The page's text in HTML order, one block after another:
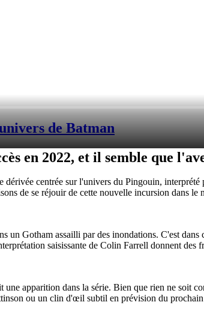
de Batman
en 2022, et il semble que
dérivée centrée sur l'univers du Pingouin,
de se réjouir de cette nouvelle incursion dans le
un Gotham assailli par des inondations. C'est
saisissante de Colin Farrell donnent des
apparition dans la série. Bien que rien ne soit
ou un clin d'œil subtil en prévision du